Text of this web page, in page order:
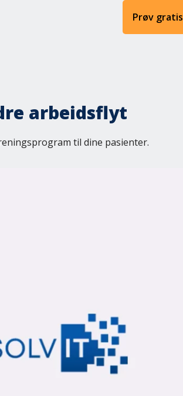
Prøv gratis
arbeidsflyt
til dine pasienter.